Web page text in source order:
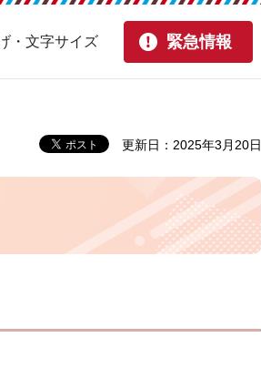
・文字サイズ 緊急情報
更新日：2025年3月20日